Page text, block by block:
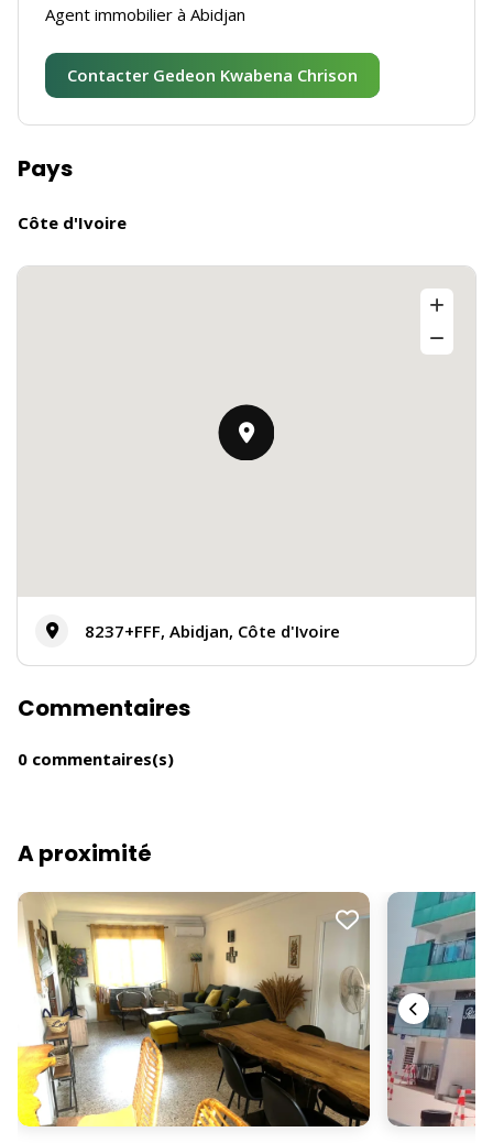
Agent immobilier à Abidjan
Contacter Gedeon Kwabena Chrison
Pays
Côte d'Ivoire
8237+FFF, Abidjan, Côte d'Ivoire
Commentaires
0 commentaires(s)
A proximité